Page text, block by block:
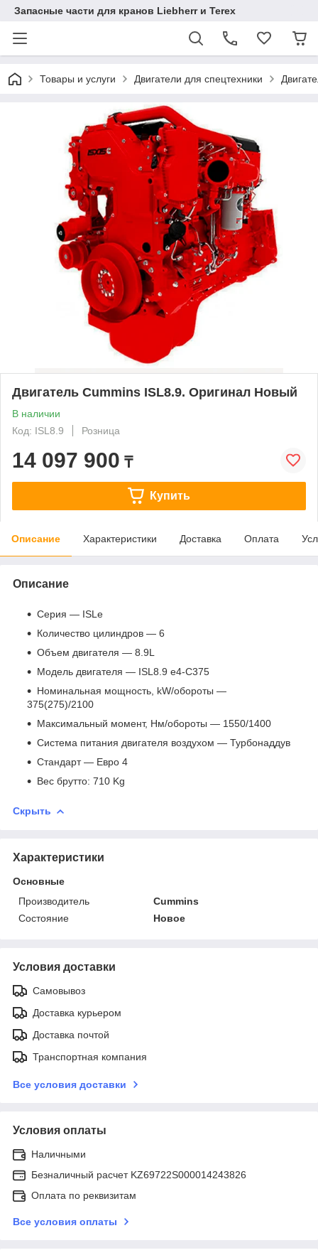
Запасные части для кранов Liebherr и Terex
Товары и услуги Двигатели для спецтехники
Двигатель Cummins ISL8.9. Оригинал Новый
В наличии
Код: ISL8.9
Розница
14 097 900 ₸
Купить
Описание Характеристики Доставка Оплата
Описание
Серия — ISLe
Количество цилиндров — 6
Объем двигателя — 8.9L
Модель двигателя — ISL8.9 e4-C375
Номинальная мощность, kW/обороты —
375(275)/2100
Максимальный момент, Нм/обороты — 1550/1400
Система питания двигателя воздухом — Турбонаддув
Стандарт — Евро 4
Вес брутто: 710 Kg
Скрыть
Характеристики
Основные
Производитель
Cummins
Состояние
Новое
Условия доставки
Самовывоз
Доставка курьером
Доставка почтой
Транспортная компания
Все условия доставки
Условия оплаты
Наличными
Безналичный расчет KZ69722S000014243826
Оплата по реквизитам
Все условия оплаты